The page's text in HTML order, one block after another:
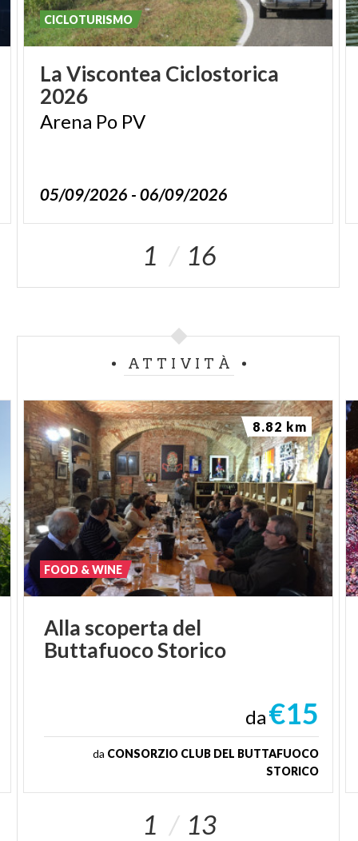
(germani, oche, anatre comuni, gallinelle e
occasionalmente aironi e cormorani).
LaViscontea Ciclostorica
2026
Arena Po PV
05/09/2026 - 06/09/2026
CICLOTURISMO
1 16
ATTIVITÀ
Alla scoperta del
ButtafuocoStorico
FOOD & WINE
da€15
da CONSORZIO CLUB DEL BUTTAFUOCO
STORICO
8.82 km
1 13